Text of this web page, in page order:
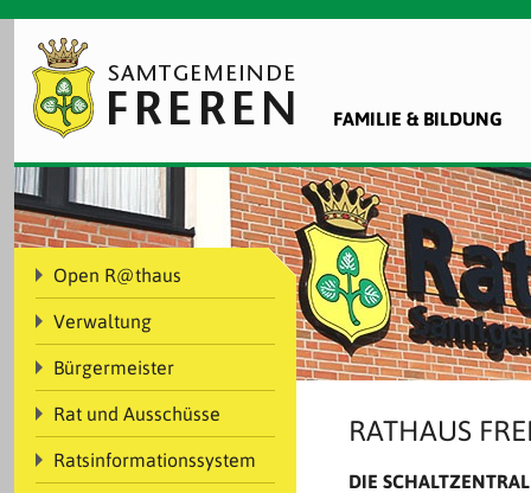
FAMILIE & BILDUNG
Open R@thaus
Verwaltung
Bürgermeister
Rat und Ausschüsse
Ratsinformationssystem
RATHAUS
DIE